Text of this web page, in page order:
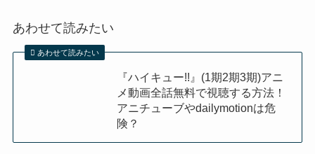
あわせて読みたい
あわせて読みたい
『ハイキュー!!』(1期2期3期)アニ
メ動画全話無料で視聴する方法！
アニチューブやdailymotionは危
険？